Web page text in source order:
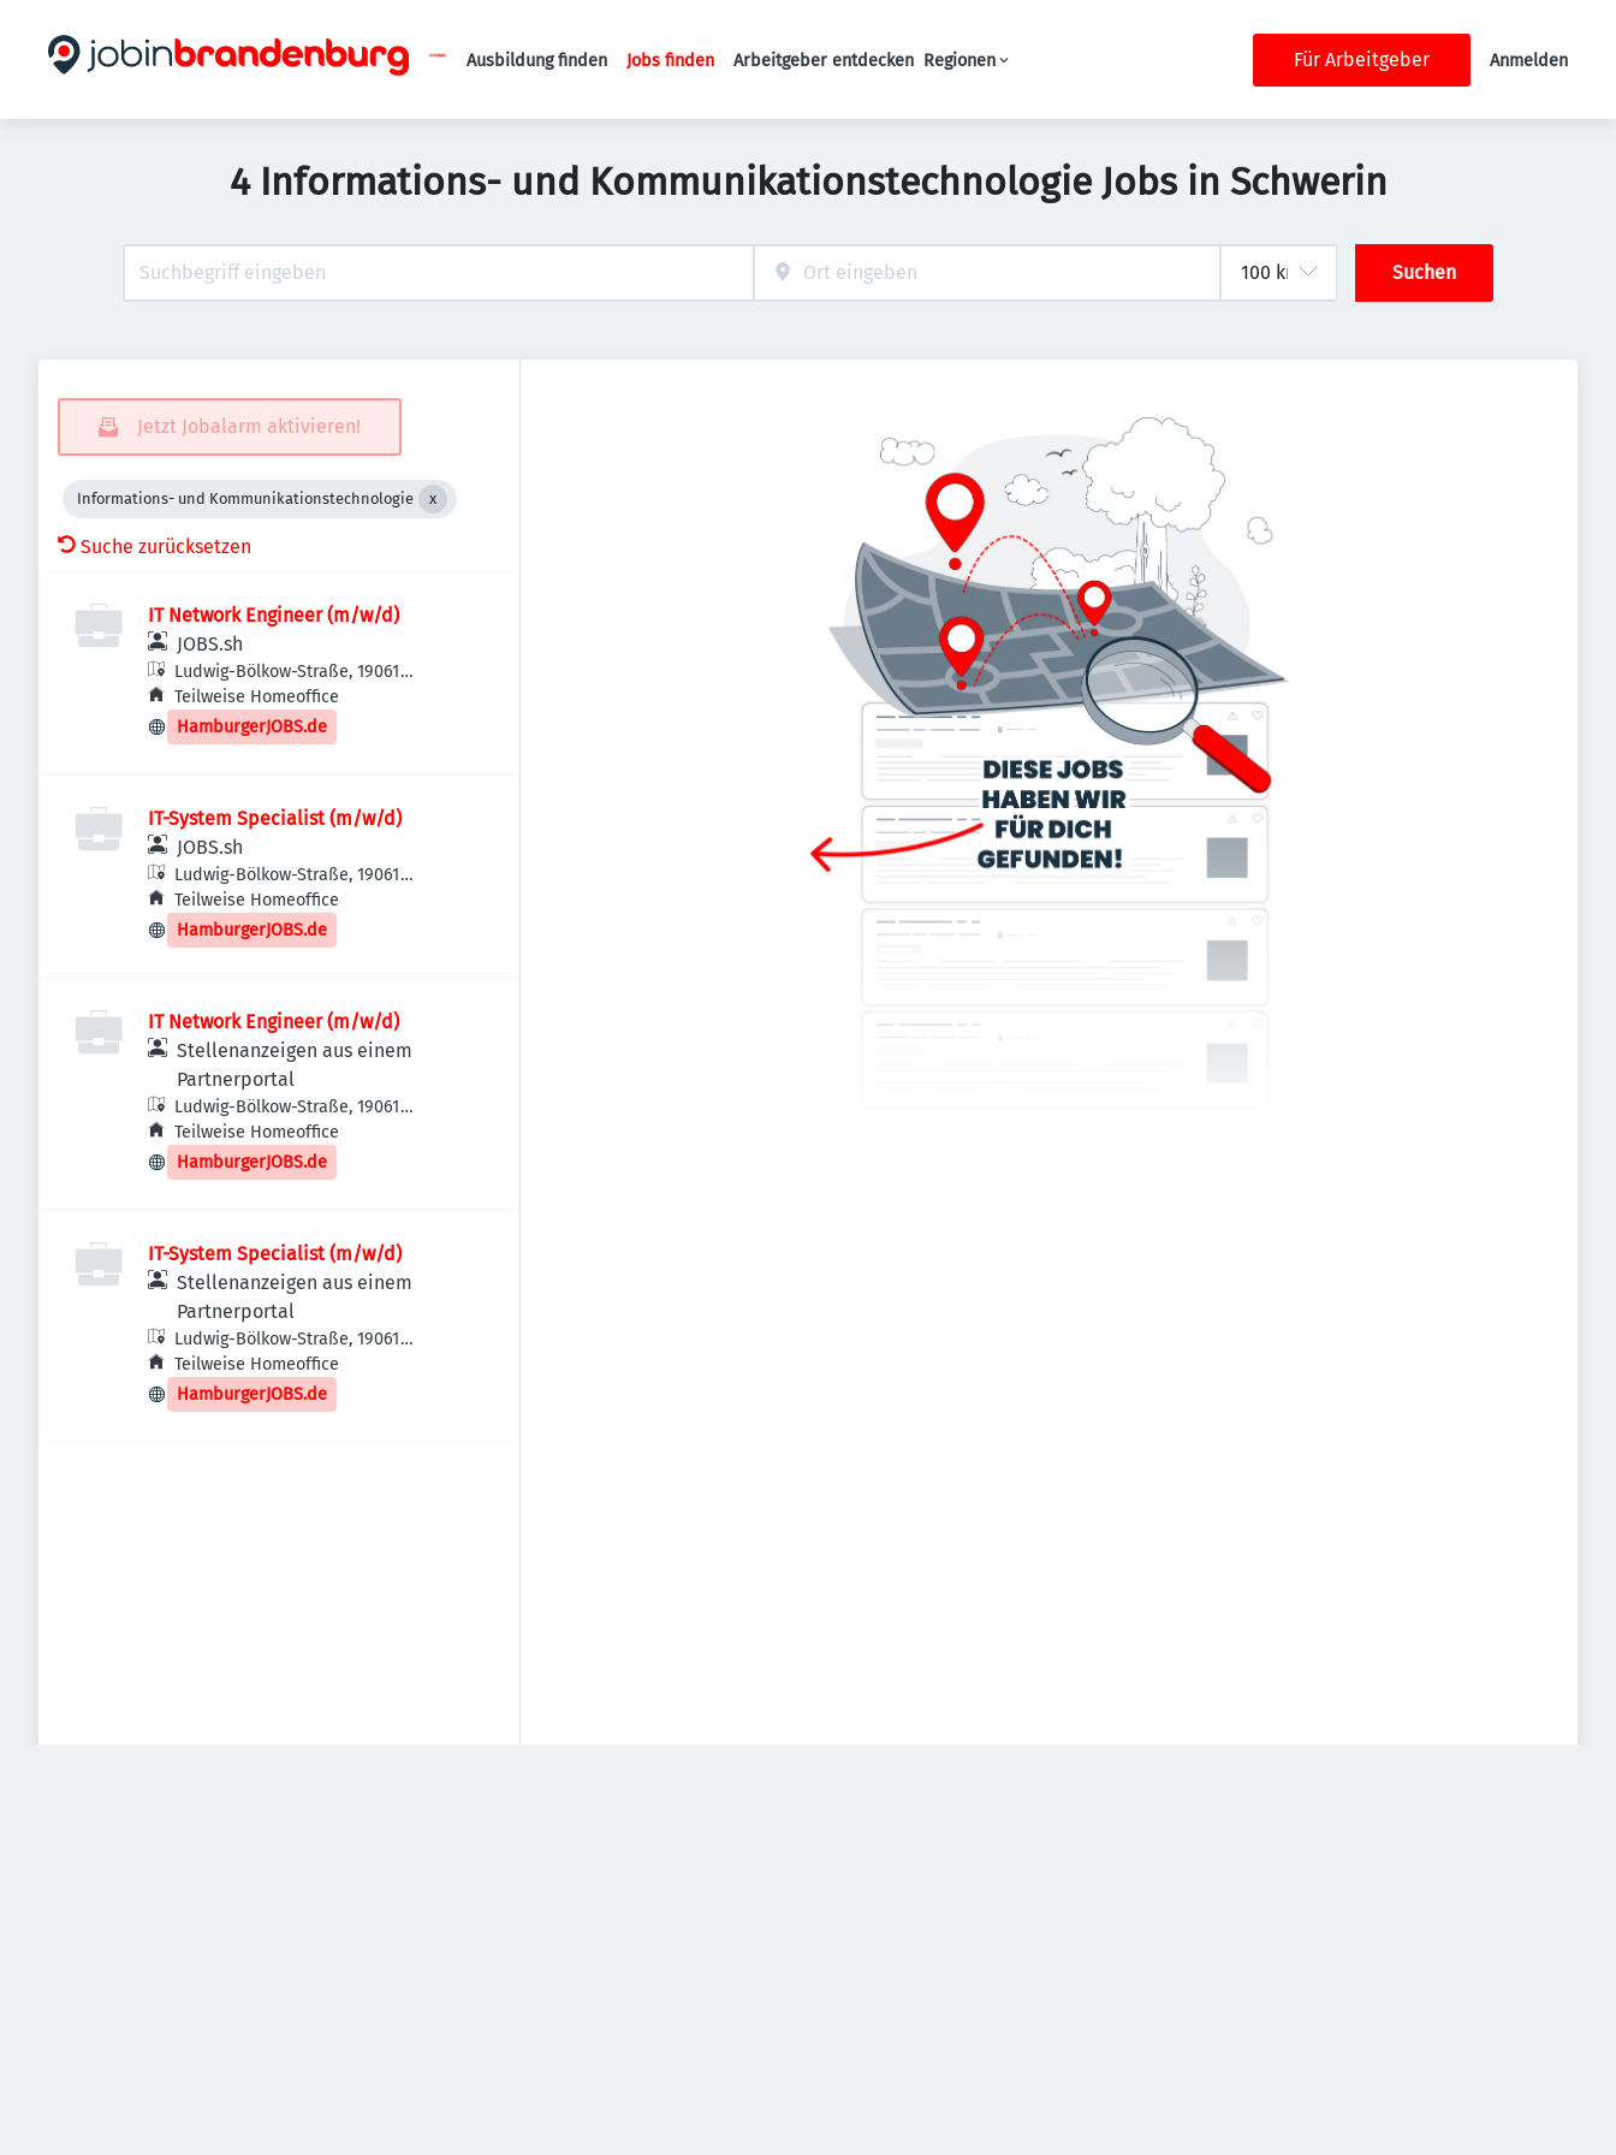
Haupt-Navigation
Ausbildung finden Jobs finden Arbeitgeber entdecken Regionen Für Arbeitgeber Anmelden
4 Informations- und Kommunikationstechnologie Jobs in Schwerin
Suchen
Jetzt Jobalarm aktivieren!
Informations- und Kommunikationstechnologie
Suche zurücksetzen
IT Network Engineer (m/w/d)
JOBS.sh
Ludwig-Bölkow-Straße, 19061
Schwerin, Deutschland
Teilweise Homeoffice
HamburgerJOBS.de
IT-System Specialist (m/w/d)
JOBS.sh
Ludwig-Bölkow-Straße, 19061
Schwerin, Deutschland
Teilweise Homeoffice
HamburgerJOBS.de
IT Network Engineer (m/w/d)
Stellenanzeigen aus einem
Partnerportal
Ludwig-Bölkow-Straße, 19061
Schwerin, Deutschland
Teilweise Homeoffice
HamburgerJOBS.de
IT-System Specialist (m/w/d)
Stellenanzeigen aus einem
Partnerportal
Ludwig-Bölkow-Straße, 19061
Schwerin, Deutschland
Teilweise Homeoffice
HamburgerJOBS.de